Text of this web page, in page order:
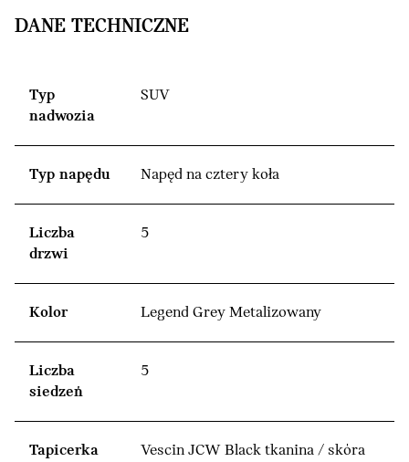
DANE TECHNICZNE
Typ
nadwozia
SUV
Typ napędu Napęd na cztery koła
Liczba
drzwi
5
Kolor Legend Grey Metalizowany
Liczba
siedzeń
5
Tapicerka
Vescin JCW Black tkanina / skóra